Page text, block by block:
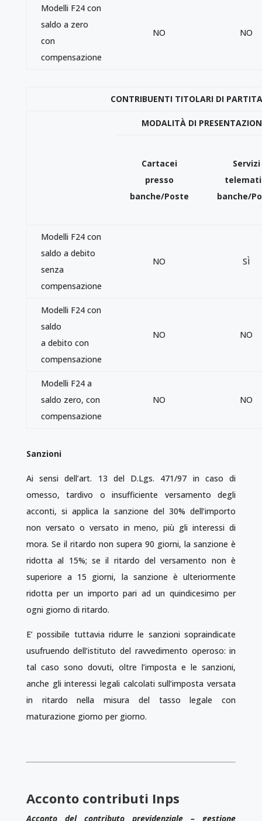
Modelli F24 con
saldo a zero
con
compensazione
NO NO
CONTRIBUENTI TITOLARI DI
MODALITÀ DI
Cartacei
presso
banche/Poste
Servizi
banche/
Modelli F24 con
saldo a debito
senza
compensazione
NO SÌ
Modelli F24 con
saldo
a debito con
compensazione
NO NO
Modelli F24 a
saldo zero, con
compensazione
NO NO
Sanzioni
Ai sensi dell’art. 13 del D.Lgs. 471/97 in caso di
omesso, tardivo o insufficiente versamento degli
acconti, si applica la sanzione del 30% dell’importo
non versato o versato in meno, più gli interessi di
mora. Se il ritardo non supera 90 giorni, la sanzione è
ridotta al 15%; se il ritardo del versamento non è
superiore a 15 giorni, la sanzione è ulteriormente
ridotta per un importo pari ad un quindicesimo per
ogni giorno di ritardo.
E’ possibile tuttavia ridurre le sanzioni sopraindicate
usufruendo dell’istituto del ravvedimento operoso: in
tal caso sono dovuti, oltre l’imposta e le sanzioni,
anche gli interessi legali calcolati sull’imposta versata
in ritardo nella misura del tasso legale con
maturazione giorno per giorno.
Acconto contributi Inps
Acconto del contributo previdenziale – gestione